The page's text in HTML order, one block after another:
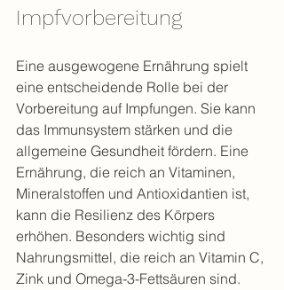
Impfvorbereitung
Eine ausgewogene Ernährung spielt
eine entscheidende Rolle bei der
Vorbereitung auf Impfungen. Sie kann
das Immunsystem stärken und die
allgemeine Gesundheit fördern. Eine
Ernährung, die reich an Vitaminen,
Mineralstoffen und Antioxidantien ist,
kann die Resilienz des Körpers
erhöhen. Besonders wichtig sind
Nahrungsmittel, die reich an Vitamin C,
Zink und Omega-3-Fettsäuren sind.